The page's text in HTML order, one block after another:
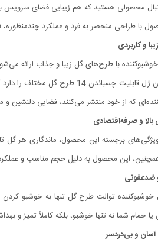
محصولی هستید که هم زیبایی فضای
با طراحی منحصر به فرد و عملکرد چندمنظوره،
و کاربردی
با طرح‌های گل زیبا و جذاب ارائه
هر مخزن ژل قابلیت
که از خود منتشر می‌کنند، فضایی دلنشین و
بالا و صرفه‌اقتصادی
این محصول به دلیل حجم مناسب و
ضدعفونی
خوشبوکننده توالت طرح گل تنها به خوشبو
یا حمام شما نه تنها خوشبو، بلکه کاملاً تمیز و
آسان و بی‌دردسر